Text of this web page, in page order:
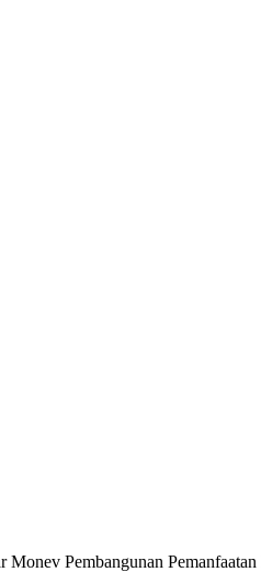
Monev Pembangunan